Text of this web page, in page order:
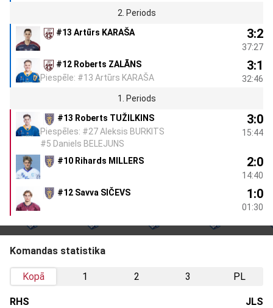
2. Periods
#13 Artūrs KARAŠA
3:2
37:27
#12 Roberts ZALĀNS
Piespēle: #13 Artūrs KARAŠA
3:1
32:46
1. Periods
#13 Roberts TUŽILKINS
Piespēles: #27 Aleksis BURKITS
#5 Daniels BELEJUNS
3:0
15:44
#10 Rihards MILLERS 2:0
14:40
#12 Savva SIČEVS
1:0
01:30
Komandas statistika
Kopā 1 2 3 PL
RHS
JLS